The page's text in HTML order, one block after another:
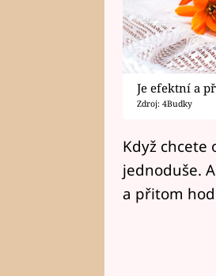
Je efektní a
Zdroj: 4Budky
Když
jednoduše.
a přitom